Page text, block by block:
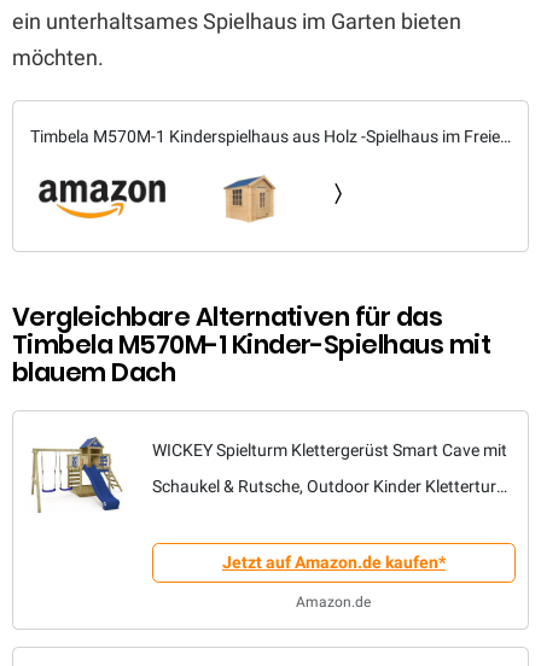
ein unterhaltsames Spielhaus im Garten bieten
möchten.
Timbela M570M-1 Kinderspielhaus aus Holz -Spielhaus im Freien
für Kinder - 111x113xH121 cm/0.9 m2 Gartenspielhaus -
Garten-Sommerhaus für Kinder (Die...
Vergleichbare Alternativen für das
Timbela M570M-1 Kinder-Spielhaus mit
blauem Dach
WICKEY Spielturm Klettergerüst Smart Cave mit
Schaukel & Rutsche, Outdoor Kinder Kletterturm
Garten (blau)Jetzt auf Amazon.de kaufen*
Amazon.de